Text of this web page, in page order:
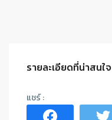
รายละเอียดที่น่าสนใจ